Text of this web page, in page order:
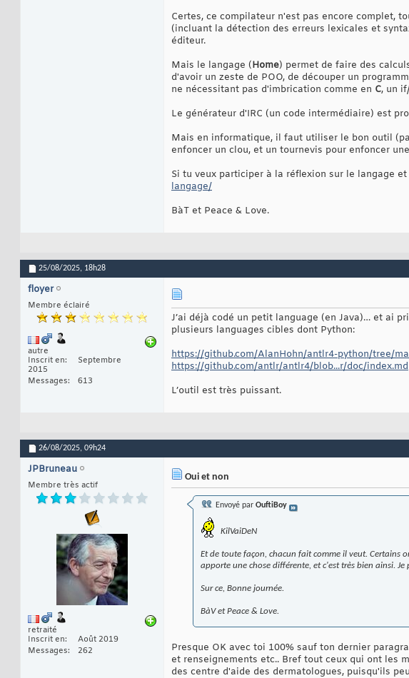
Certes, ce compilateur n'est pas encore complet,
(incluant la détection des erreurs lexicales et
éditeur.
Mais le langage (Home) permet de faire des
d'avoir un zeste de POO, de découper un
ne nécessitant pas d'imbrication comme en C, un
Le générateur d'IRC (un code intermédiaire) est
Mais en informatique, il faut utiliser le bon outil
enfoncer un clou, et un tournevis pour enfoncer
Si tu veux participer à la réflexion sur le langage
langage/
BàT et Peace & Love.
25/08/2025, 18h28
floyer
Membre éclairé
autre
Inscrit en
Septembre
2015
Messages
613
J’ai déjà codé un petit language (en Java)… et ai
plusieurs languages cibles dont Python:
https://github.com/AlanHohn/antlr4-python/tree/
https://github.com/antlr/antlr4/blob...r/doc/index.md
L’outil est très puissant.
26/08/2025, 09h24
JPBruneau
Membre très actif
retraité
Inscrit en
Août 2019
Messages
262
Oui et non
Envoyé par OuftiBoy
KilVaiDeN
Et de toute façon, chacun fait comme il veut. Certains
apporte une chose différente, et c'est très bien ainsi.
Sur ce, Bonne journée.
BàV et Peace & Love.
Presque OK avec toi 100% sauf ton dernier
et renseignements etc.. Bref tout ceux qui ont les
des centre d'aide des dermatologues, puisqu'ils